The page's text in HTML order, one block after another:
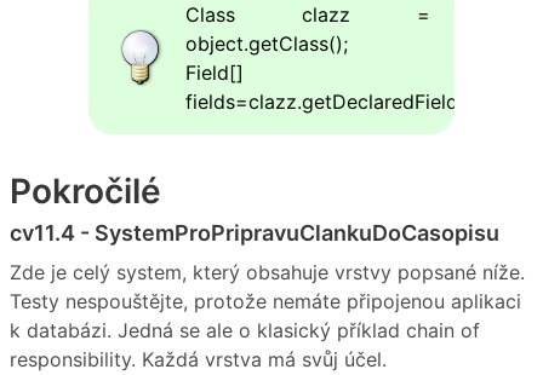
Class clazz =
object.getClass();
Field[]
fields=clazz.getDeclaredFields();
Pokročilé
cv11.4 - SystemProPripravuClankuDoCasopisu
Zde je celý system, který obsahuje vrstvy popsané níže.
Testy nespouštějte, protože nemáte připojenou aplikaci
k databázi. Jedná se ale o klasický příklad chain of
responsibility. Každá vrstva má svůj účel.